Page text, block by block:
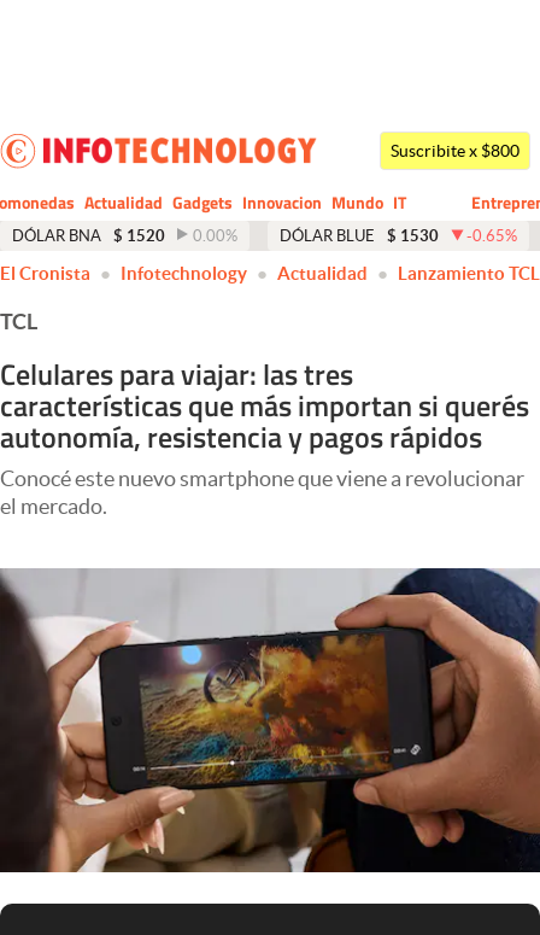
Dólar
Economía y Política
Finanzas y Mercados
Negocios
Columnistas
Apertura
Clima
Mundial 2026
Eventos Corporativos
El Cronista Studio
Mediakit
abre en nueva pestaña
Suscribite x $800
Actualidad Gadgets Innovacion Mundo
CIO
IT
Business
DÓLAR BNA $ 1520 0.00% DÓLAR BLUE $ 1530 -0.65%
El Cronista Infotechnology Actualidad Lanzamiento TCL
TCL
Celulares para viajar: las tres
características que más importan si querés
autonomía, resistencia y pagos rápidos
Conocé este nuevo smartphone que viene a revolucionar
el mercado.